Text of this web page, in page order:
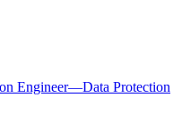
Engineer—Data Protection